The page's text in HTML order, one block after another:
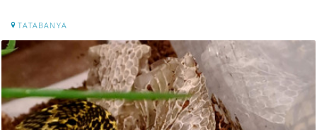
TATABANYA